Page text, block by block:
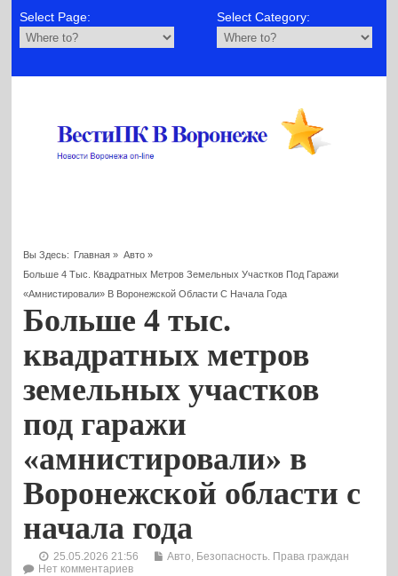
Select Page: Select Category:
Вы Здесь: Главная » Авто»
Больше 4 Тыс. Квадратных Метров Земельных Участков Под Гаражи
«амнистировали» В Воронежской Области С Начала Года
Больше 4 тыс.
квадратных метров
земельных участков
под гаражи
«амнистировали» в
Воронежской области с
начала года
25.05.2026 21:56 Авто Безопасность. Права граждан
Нет комментариев